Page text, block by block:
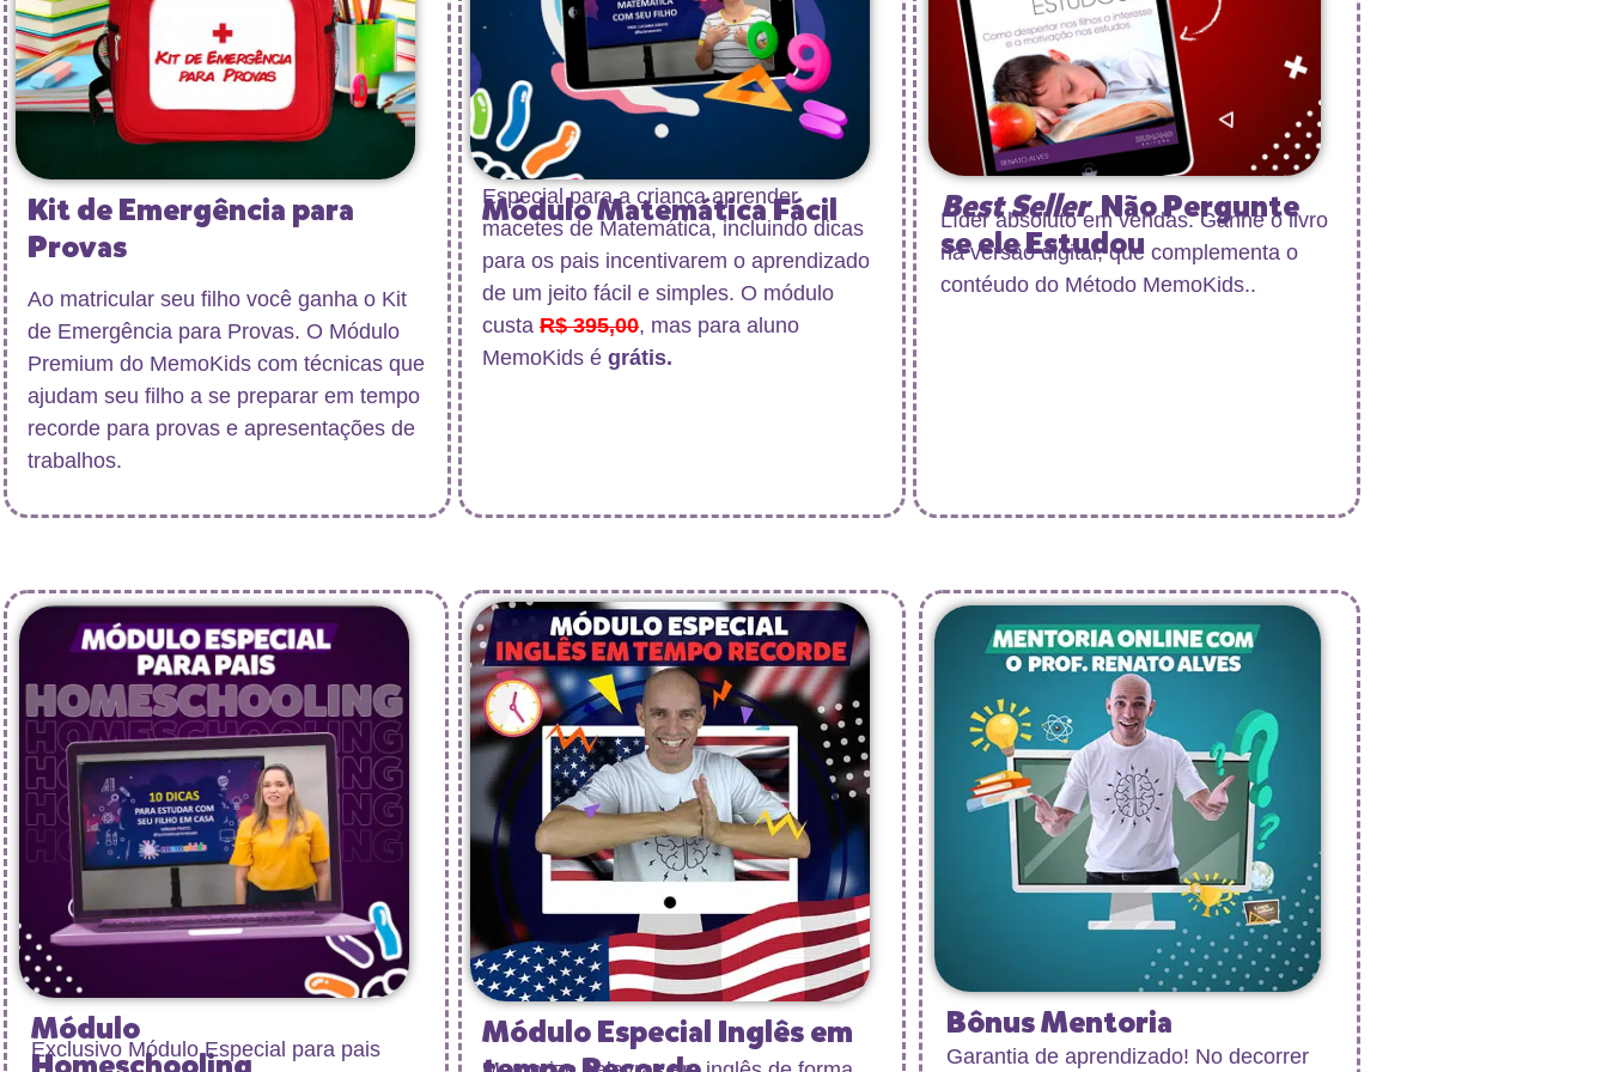
Kit de Emergência para
Provas
Ao matricular seu filho você ganha o Kit
de Emergência para Provas. O Módulo
Premium do MemoKids com técnicas que
ajudam seu filho a se preparar em tempo
recorde para provas e apresentações de
trabalhos.
Módulo Matemática Fácil
Especial para a criança aprender
macetes de Matemática, incluindo dicas
para os pais incentivarem o aprendizado
de um jeito fácil e simples. O módulo
custa R$ 395,00, mas para aluno
MemoKids é grátis.
Best SellerNão Pergunte
se ele Estudou
Líder absoluto em vendas. Ganhe o livro
na versão digital, que complementa o
contéudo do Método MemoKids..
Módulo
Exclusivo Módulo Especial para pais
Módulo Especial Inglês em
Bônus Mentoria
Garantia de aprendizado! No decorrer